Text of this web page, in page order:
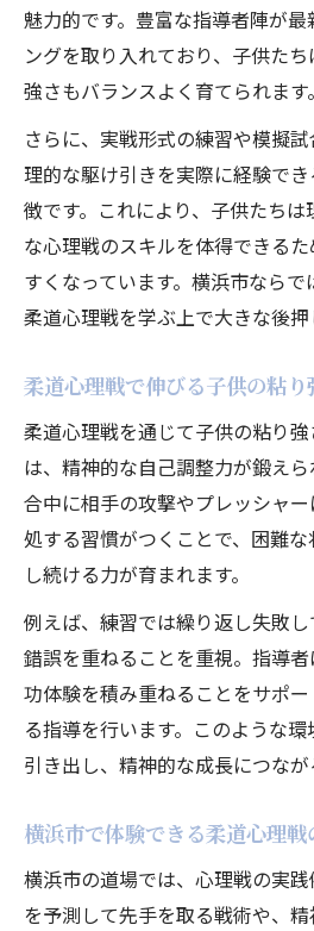
魅力的です。豊富な指導者陣が
ングを取り入れており、子供た
強さもバランスよく育てられます。
さらに、実戦形式の練習や模擬
理的な駆け引きを実際に経験で
徴です。これにより、子供たち
な心理戦のスキルを体得できる
すくなっています。横浜市ならで
柔道心理戦を学ぶ上で大きな後押
柔道心理戦で伸びる子供の粘
柔道心理戦を通じて子供の粘り
は、精神的な自己調整力が鍛え
合中に相手の攻撃やプレッシャ
処する習慣がつくことで、困難
し続ける力が育まれます。
例えば、練習では繰り返し失敗
錯誤を重ねることを重視。指導
功体験を積み重ねることをサポ
る指導を行います。このような
引き出し、精神的な成長につなが
横浜市で体験できる柔道心理戦
横浜市の道場では、心理戦の実
を予測して先手を取る戦術や、